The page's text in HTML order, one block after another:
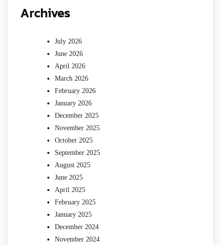
Archives
July 2026
June 2026
April 2026
March 2026
February 2026
January 2026
December 2025
November 2025
October 2025
September 2025
August 2025
June 2025
April 2025
February 2025
January 2025
December 2024
November 2024